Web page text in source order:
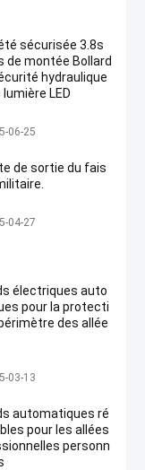
sécurisée 3.8s
de montée Bollard
hydraulique
LED
06-25
de sortie du fais
ascendant
04-27
électriques auto
pour la protecti
des allée
03-13
automatiques ré
pour les allées
personn